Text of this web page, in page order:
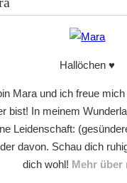
Hallöchen ♥
Mara und ich freue
bist! In meinem
Leidenschaft:
davon. Schau dich
dich wohl! Mehr über